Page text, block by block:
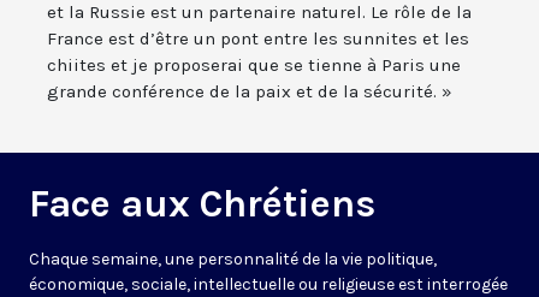
et la Russie est un partenaire naturel. Le rôle de la
France est d’être un pont entre les sunnites et les
chiites et je proposerai que se tienne à Paris une
grande conférence de la paix et de la sécurité. »
Face aux Chrétiens
Chaque semaine, une personnalité de la vie politique,
économique, sociale, intellectuelle ou religieuse est interrogée